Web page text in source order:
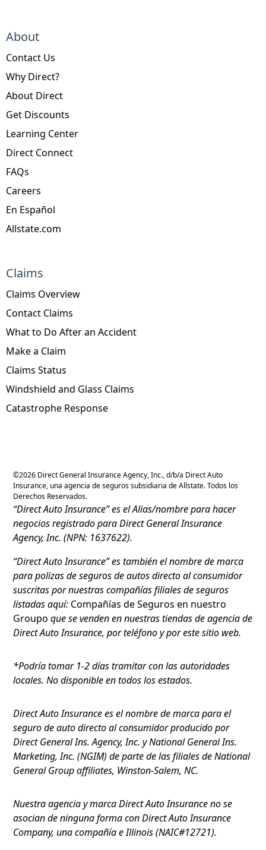
About
Contact Us
Why Direct?
About Direct
Get Discounts
Learning Center
Direct Connect
FAQs
Careers
En Español
Allstate.com
Claims
Claims Overview
Contact Claims
What to Do After an Accident
Make a Claim
Claims Status
Windshield and Glass Claims
Catastrophe Response
©2026 Direct General Insurance Agency, Inc., d/b/a Direct Auto
Insurance, una agencia de seguros subsidiaria de Allstate. Todos los
Derechos Reservados.
“Direct Auto Insurance” es el Alias/nombre para hacer
negocios registrado para Direct General Insurance
Agency, Inc. (NPN: 1637622).
“Direct Auto Insurance” es también el nombre de marca
para polizas de seguros de autos directo al consumidor
suscritas por nuestras compañías filiales de seguros
listadas aquí: Compañías de Seguros en nuestro
Groupo que se venden en nuestras tiendas de agencia de
Direct Auto Insurance, por teléfono y por este sitio web.
*Podría tomar 1-2 días tramitar con las autoridades
locales. No disponible en todos los estados.
Direct Auto Insurance es el nombre de marca para el
seguro de auto directo al consumidor producido por
Direct General Ins. Agency, Inc. y National General Ins.
Marketing, Inc. (NGIM) de parte de las filiales de National
General Group affiliates, Winston-Salem, NC.
Nuestra agencia y marca Direct Auto Insurance no se
asocian de ninguna forma con Direct Auto Insurance
Company, una compañía e Illinois (NAIC#12721).